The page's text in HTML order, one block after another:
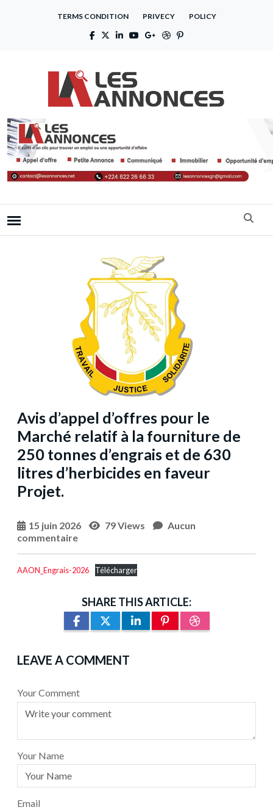
TERMS CONDITION PRIVECY POLICY
Avis d’appel d’offres pour le
Marché relatif à la fourniture de
250 tonnes d’engrais et de 630
litres d’herbicides en faveur
Projet.
15 juin 2026 79 Views
Aucun
commentaire
AAON_Engrais-2026 Télécharger
SHARE THIS ARTICLE:
LEAVE A COMMENT
Your Comment
Your Name
Email